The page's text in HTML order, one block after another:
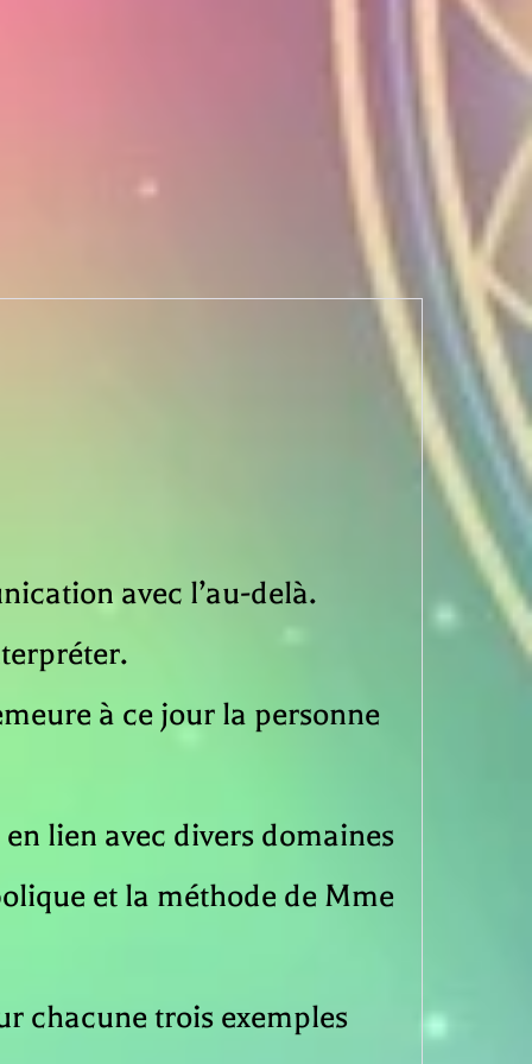
avec l’au-delà.
à ce jour la personne
lien avec divers domaines
et la méthode de Mme
chacune trois exemples